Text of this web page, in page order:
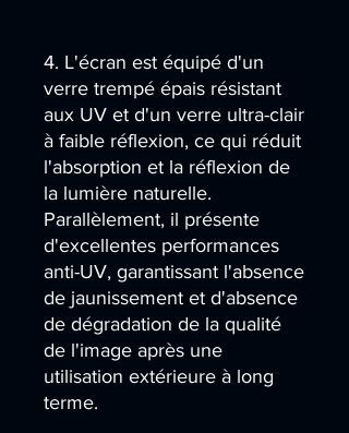
4. L'écran est équipé d'un
verre trempé épais résistant
aux UV et d'un verre ultra-clair
à faible réflexion, ce qui réduit
l'absorption et la réflexion de
la lumière naturelle.
Parallèlement, il présente
d'excellentes performances
anti-UV, garantissant l'absence
de jaunissement et d'absence
de dégradation de la qualité
de l'image après une
utilisation extérieure à long
terme.